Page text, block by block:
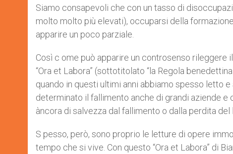
Siamo consapevoli che con un tasso di
molto molto più elevati), occuparsi della
apparire un poco parziale.
Così c ome può apparire un controsenso rileggere
“Ora et Labora” (sottotitolato “la Regola
quando in questi ultimi anni abbiamo spesso letto
determinato il fallimento anche di grandi aziende
àncora di salvezza dal fallimento o dalla perdita del
S pesso, però, sono proprio le letture di opere
tempo che si vive. Con questo “Ora et Labora” di